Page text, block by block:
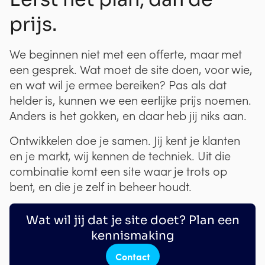
prijs.
We beginnen niet met een offerte, maar met
een gesprek. Wat moet de site doen, voor wie,
en wat wil je ermee bereiken? Pas als dat
helder is, kunnen we een eerlijke prijs noemen.
Anders is het gokken, en daar heb jij niks aan.
Ontwikkelen doe je samen. Jij kent je klanten
en je markt, wij kennen de techniek. Uit die
combinatie komt een site waar je trots op
bent, en die je zelf in beheer houdt.
Wat wil jij dat je site doet? Plan een
kennismaking
Contact